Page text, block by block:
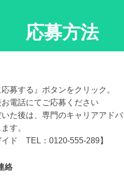
応募方法
応募する』ボタンをクリック。
電話にてご応募ください
た後は、専門のキャリアアド
す。
イド TEL：0120-555-289】
絡